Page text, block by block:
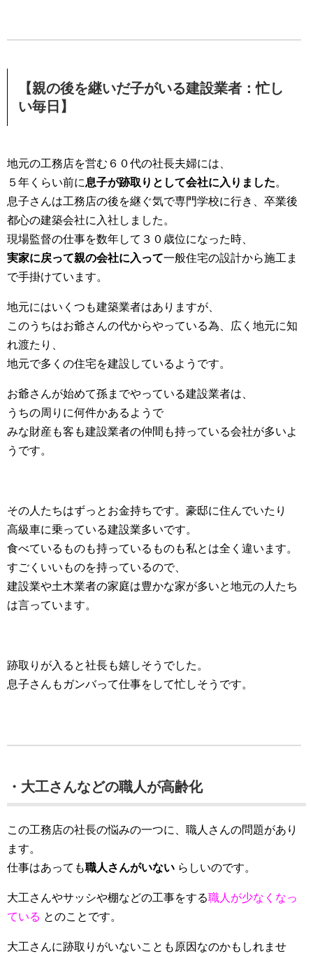
【親の後を継いだ子がいる建設業者：忙し
い毎日】
地元の工務店を営む６０代の社長夫婦には、
５年くらい前に息子が跡取りとして会社に入りました。
息子さんは工務店の後を継ぐ気で専門学校に行き、卒業後
都心の建築会社に入社しました。
現場監督の仕事を数年して３０歳位になった時、
実家に戻って親の会社に入って一般住宅の設計から施工ま
で手掛けています。
地元にはいくつも建築業者はありますが、
このうちはお爺さんの代からやっている為、広く地元に知
れ渡たり、
地元で多くの住宅を建設しているようです。
お爺さんが始めて孫までやっている建設業者は、
うちの周りに何件かあるようで
みな財産も客も建設業者の仲間も持っている会社が多いよ
うです。
その人たちはずっとお金持ちです。豪邸に住んでいたり
高級車に乗っている建設業多いです。
食べているものも持っているものも私とは全く違います。
すごくいいものを持っているので、
建設業や土木業者の家庭は豊かな家が多いと地元の人たち
は言っています。
跡取りが入ると社長も嬉しそうでした。
息子さんもガンバって仕事をして忙しそうです。
・大工さんなどの職人が高齢化
この工務店の社長の悩みの一つに、職人さんの問題があり
ます。
仕事はあっても職人さんがいない らしいのです。
大工さんやサッシや棚などの工事をする職人が少なくなっ
ている とのことです。
大工さんに跡取りがいないことも原因なのかもしれませ